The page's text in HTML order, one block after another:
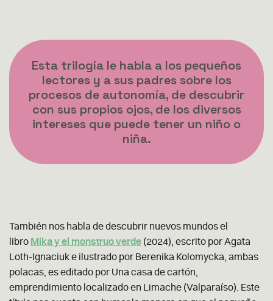
Esta trilogía le habla a los pequeños
lectores y a sus padres sobre los
procesos de autonomía, de descubrir
con sus propios ojos, de los diversos
intereses que puede tener un niño o
niña.
También nos habla de descubrir nuevos mundos el
libro Mika y el monstruo verde (2024), escrito por Agata
Loth-Ignaciuk e ilustrado por Berenika Kolomycka, ambas
polacas, es editado por Una casa de cartón,
emprendimiento localizado en Limache (Valparaíso). Este